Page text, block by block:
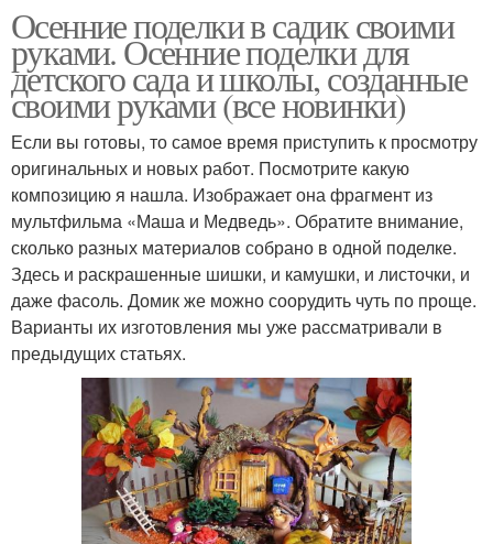
Осенние поделки в садик своими
руками. Осенние поделки для
детского сада и школы, созданные
своими руками (все новинки)
Если вы готовы, то самое время приступить к просмотру
оригинальных и новых работ. Посмотрите какую
композицию я нашла. Изображает она фрагмент из
мультфильма «Маша и Медведь». Обратите внимание,
сколько разных материалов собрано в одной поделке.
Здесь и раскрашенные шишки, и камушки, и листочки, и
даже фасоль. Домик же можно соорудить чуть по проще.
Варианты их изготовления мы уже рассматривали в
предыдущих статьях.